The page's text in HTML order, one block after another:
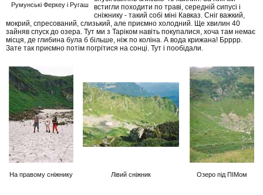
Румунські Феркеу і Ругаш
встигли походити по траві, середній сипусі і
сніжнику - такий собі міні Кавказ. Сніг важкий,
мокрий, спресований, слизький, але приємно холодний. Ще хвилин 40
зайняв спуск до озера. Тут ми з Таріком навіть покупалися, хоча там немає
місця, де глибина була б більше, ніж по коліна. А вода крижана! Брррр.
Зате так приємно потім погрітися на сонці. Тут і пообідали.
На правому сніжнику Лівий сніжник Озеро під ПІМом